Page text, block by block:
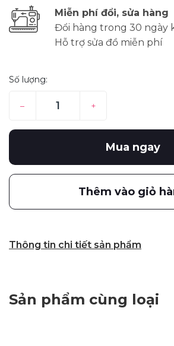
Miễn phí đổi, sửa hàng
Đổi hàng trong 30 ngày
Hỗ trợ sửa đồ miễn phí
Số lượng:
– +
Mua ngay
Thêm vào giỏ
Thông tin chi tiết sản phẩm
Sản phẩm cùng loại